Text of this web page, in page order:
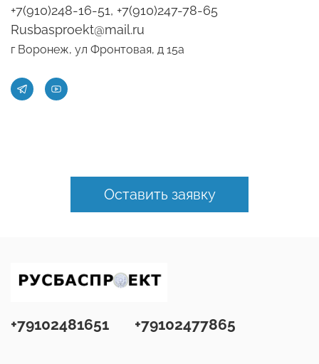
+7(910)248-16-51, +7(910)247-78-65
Rusbasproekt@mail.ru
г Воронеж, ул Фронтовая, д 15а
Оставить заявку
+79102481651 +79102477865